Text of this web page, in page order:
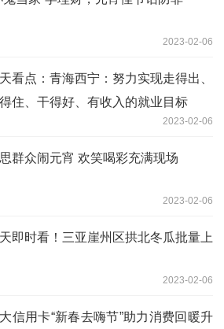
2023-02-06
看点：青海西宁：努力实现走得出、
住、干得好、有收入的就业目标
2023-02-06
思群众闹元宵 欢笑喝彩充满现场
2023-02-06
即时看！三亚崖州区拱北冬瓜批量上
2023-02-06
信用卡“新春去嗨节”助力消费回暖升